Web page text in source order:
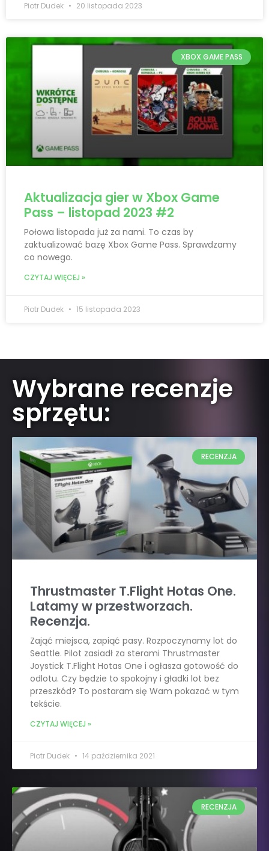
Piotr Dudek 20 listopada 2023
XBOX GAME PASS
Aktualizacja gier w Xbox Game
Pass – listopad 2023 #2
Połowa listopada już za nami. To czas by
zaktualizować bazę Xbox Game Pass. Sprawdzamy
co nowego.
CZYTAJ WIĘCEJ »
Piotr Dudek 15 listopada 2023
Wybrane recenzje
sprzętu:
RECENZJA
Thrustmaster T.Flight Hotas One.
Latamy w przestworzach.
Recenzja.
Zająć miejsca, zapiąć pasy. Rozpoczynamy lot do
Seattle. Pilot zasiadł za sterami Thrustmaster
Joystick T.Flight Hotas One i ogłasza gotowość do
odlotu. Czy będzie to spokojny i gładki lot bez
przeszkód? To postaram się Wam pokazać w tym
tekście.
CZYTAJ WIĘCEJ »
Piotr Dudek 14 października 2021
RECENZJA